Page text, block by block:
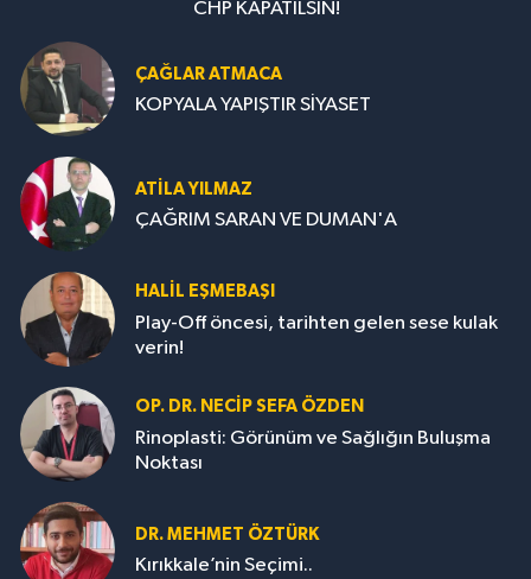
CHP KAPATILSIN!
ÇAĞLAR ATMACA
KOPYALA YAPIŞTIR SİYASET
ATILA YILMAZ
ÇAĞRIM SARAN VE DUMAN'A
HALIL EŞMEBAŞI
Play-Off öncesi, tarihten gelen sese kulak
verin!
OP. DR. NECIP SEFA ÖZDEN
Rinoplasti: Görünüm ve Sağlığın Buluşma
Noktası
DR. MEHMET ÖZTÜRK
Kırıkkale’nin Seçimi..